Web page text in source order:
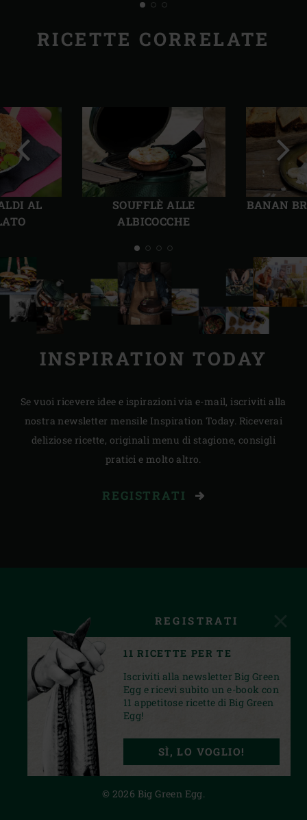
RICETTE CORRELATE
AL
SOUFFLÈ ALLE
ALBICOCCHE
BANAN
Precedente
INSPIRATION TODAY
Se vuoi ricevere idee e ispirazioni via e-mail, iscriviti alla
nostra newsletter mensile Inspiration Today. Riceverai
deliziose ricette, originali menu di stagione, consigli
pratici e molto altro.
REGISTRATI
FACEBOOKINSTAGRAM
PRIVACY STATEMENT
© 2026 Big Green Egg.
REGISTRATI
11 RICETTE PER TE
Iscriviti alla newsletter Big Green
Egg e ricevi subito un e-book con
11 appetitose ricette di Big Green
Egg!
SÌ, LO VOGLIO!